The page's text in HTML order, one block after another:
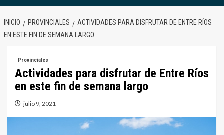
INICIO PROVINCIALES
ACTIVIDADES PARA DISFRUTAR DE ENTRE RÍOS
EN ESTE FIN DE SEMANA LARGO
Provinciales
Actividades para disfrutar de Entre Ríos
en este fin de semana largo
julio 9, 2021